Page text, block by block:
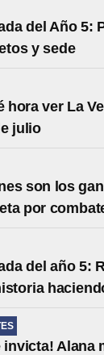
del Año 5:
y sede
hora ver La
julio
son los
por
del año 5:
invicta! Alana